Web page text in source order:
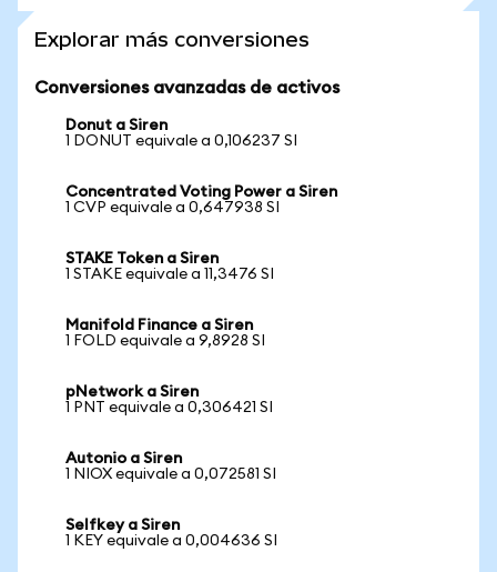
Explorar más conversiones
Conversiones avanzadas de activos
Donut a Siren
1 DONUT equivale a 0,106237 SI
Concentrated Voting Power a Siren
1 CVP equivale a 0,647938 SI
STAKE Token a Siren
1 STAKE equivale a 11,3476 SI
Manifold Finance a Siren
1 FOLD equivale a 9,8928 SI
pNetwork a Siren
1 PNT equivale a 0,306421 SI
Autonio a Siren
1 NIOX equivale a 0,072581 SI
Selfkey a Siren
1 KEY equivale a 0,004636 SI